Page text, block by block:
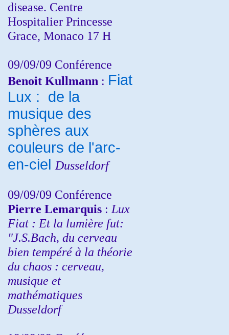
disease. Centre
Hospitalier Princesse
Grace, Monaco 17 H
09/09/09 Conférence
Benoit Kullmann : Fiat
Lux : de la
musique des
sphères aux
couleurs de l'arc-
en-ciel Dusseldorf
09/09/09 Conférence
Pierre Lemarquis : Lux
Fiat : Et la lumière fut:
"J.S.Bach, du cerveau
bien tempéré à la théorie
du chaos : cerveau,
musique et
mathématiques
Dusseldorf